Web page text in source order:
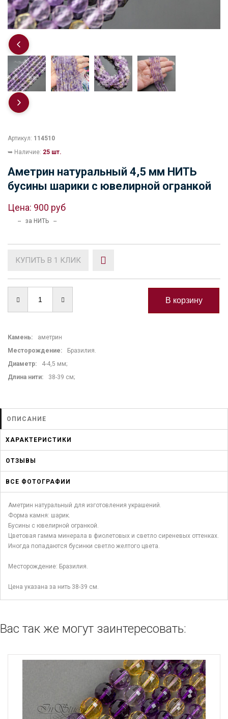
Артикул: 114510
➥ Наличие: 25 шт.
Аметрин натуральный 4,5 мм НИТЬ
бусины шарики с ювелирной огранкой
Цена: 900 руб
-- за НИТЬ --
КУПИТЬ В 1 КЛИК
Камень:
аметрин
Месторождение:
Бразилия.
Диаметр:
4-4,5 мм;
Длина нити: 38-39 см;
ОПИСАНИЕ
ХАРАКТЕРИСТИКИ
ОТЗЫВЫ
ВСЕ ФОТОГРАФИИ
Аметрин натуральный для изготовления украшений.
Форма камня: шарик.
Бусины с ювелирной огранкой.
Цветовая гамма минерала в фиолетовых и светло сиреневых оттенках.
Иногда попадаются бусинки светло желтого цвета.
Месторождение: Бразилия.
Цена указана за нить 38-39 см.
Вас так же могут заинтересовать: